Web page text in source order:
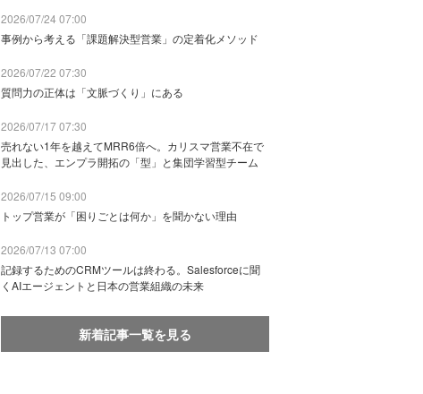
2026/07/24 07:00
事例から考える「課題解決型営業」の定着化メソッド
2026/07/22 07:30
質問力の正体は「文脈づくり」にある
2026/07/17 07:30
売れない1年を越えてMRR6倍へ。カリスマ営業不在で
見出した、エンプラ開拓の「型」と集団学習型チーム
2026/07/15 09:00
トップ営業が「困りごとは何か」を聞かない理由
2026/07/13 07:00
記録するためのCRMツールは終わる。Salesforceに聞
くAIエージェントと日本の営業組織の未来
新着記事一覧を見る